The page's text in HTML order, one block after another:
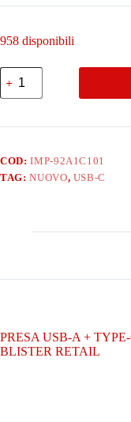
958 disponibili
PRESA
USB-
A
TYPE-
N61
20W
BLISTER
COD:IMP-92A1C101
TAG:NUOVO, USB-C
PRESA USB-A +
BLISTER RETAIL